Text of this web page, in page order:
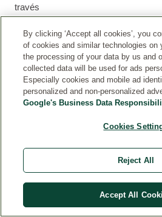
través
de
nuestra
tienda
web
podemos
recibió
producto
ejemplo,
By clicking ‘Accept all cookies’, you
of cookies and similar technologies on
the processing of your data by us and
collected data will be used for ads
Especially cookies and mobile ad
personalized and non-personalized
Google's Business Data
Cookies
Reject All
Accept All